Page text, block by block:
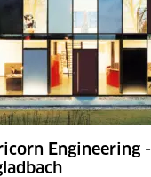
Engineering -